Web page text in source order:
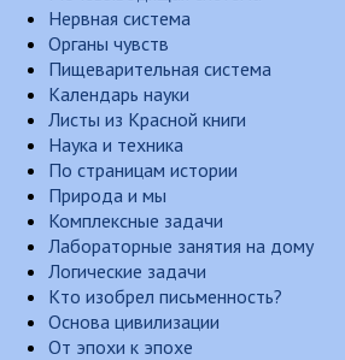
Нервная система
Органы чувств
Пищеварительная система
Календарь науки
Листы из Красной книги
Наука и техника
По страницам истории
Природа и мы
Комплексные задачи
Лабораторные занятия на дому
Логические задачи
Кто изобрел письменность?
Основа цивилизации
От эпохи к эпохе